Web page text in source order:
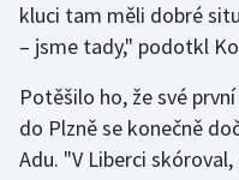
kluci tam měli dobré
– jsme tady," podotkl
Potěšilo ho, že své
do Plzně se konečně
Adu. "V Liberci